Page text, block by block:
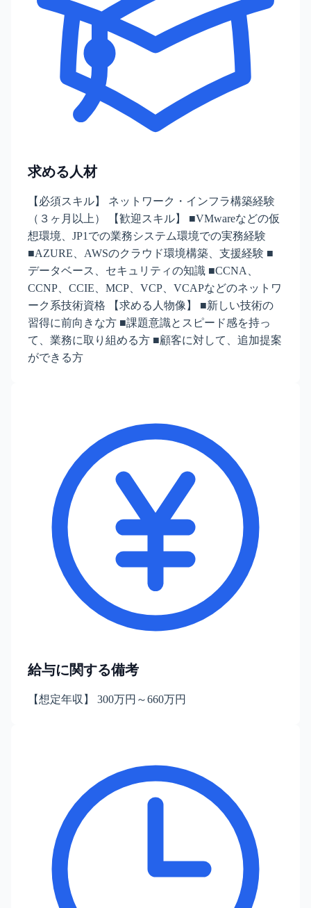
求める人材
【必須スキル】 ネットワーク・インフラ構築経験
（３ヶ月以上） 【歓迎スキル】 ■VMwareなどの仮
想環境、JP1での業務システム環境での実務経験
■AZURE、AWSのクラウド環境構築、支援経験 ■
データベース、セキュリティの知識 ■CCNA、
CCNP、CCIE、MCP、VCP、VCAPなどのネットワ
ーク系技術資格 【求める人物像】 ■新しい技術の
習得に前向きな方 ■課題意識とスピード感を持っ
て、業務に取り組める⽅ ■顧客に対して、追加提案
ができる方
給与に関する備考
【想定年収】 300万円～660万円